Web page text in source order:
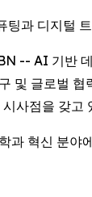
과 디지털
-- AI 기반
및 글로벌
사점을 갖고
혁신 분